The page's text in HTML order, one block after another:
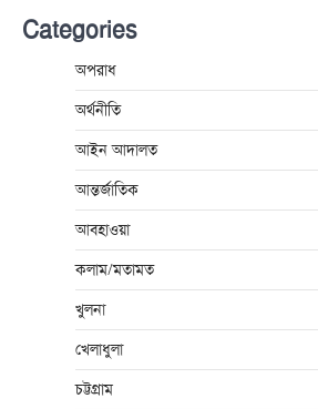
Categories
অপরাধ
অর্থনীতি
আইন আদালত
আন্তর্জাতিক
আবহাওয়া
কলাম/মতামত
খুলনা
খেলাধুলা
চট্টগ্রাম